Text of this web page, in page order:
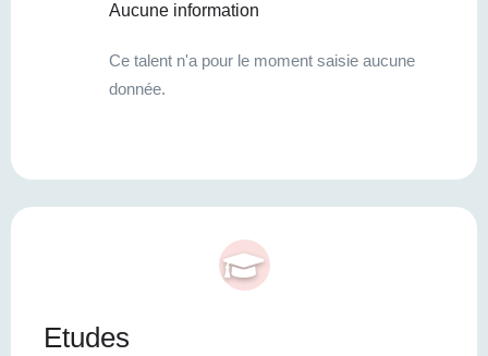
Aucune information
Ce talent n'a pour le moment saisie aucune
donnée.
Etudes